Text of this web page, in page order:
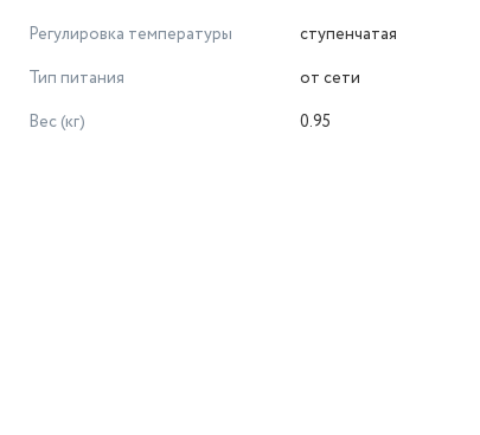
Регулировка температуры
ступенчатая
Тип питания
от сети
Вес (кг)
0.95